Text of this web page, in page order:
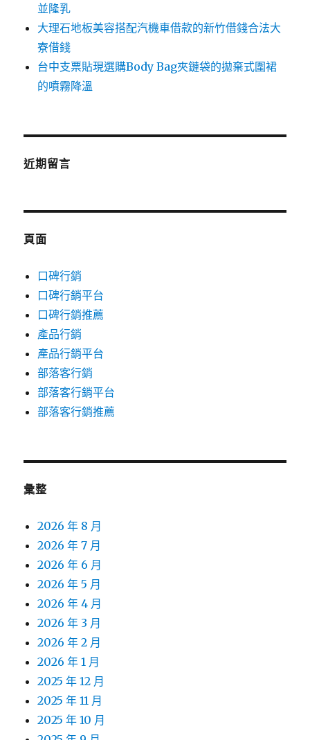
並隆乳
大理石地板美容搭配汽機車借款的新竹借錢合法大
寮借錢
台中支票貼現選購Body Bag夾鏈袋的拋棄式圍裙
的噴霧降溫
近期留言
頁面
口碑行銷
口碑行銷平台
口碑行銷推薦
產品行銷
產品行銷平台
部落客行銷
部落客行銷平台
部落客行銷推薦
彙整
2026 年 8 月
2026 年 7 月
2026 年 6 月
2026 年 5 月
2026 年 4 月
2026 年 3 月
2026 年 2 月
2026 年 1 月
2025 年 12 月
2025 年 11 月
2025 年 10 月